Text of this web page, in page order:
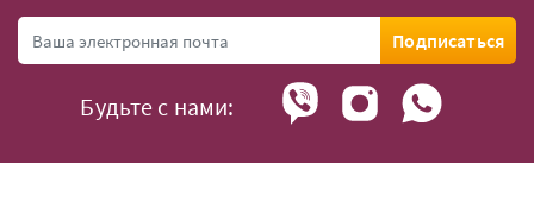
Подписаться
Будьте с нами: